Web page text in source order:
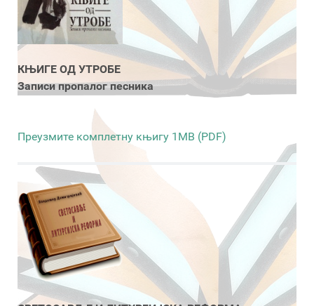
КЊИГЕ ОД УТРОБЕ
Записи пропалог песника
Преузмите комплетну књигу 1MB (PDF)